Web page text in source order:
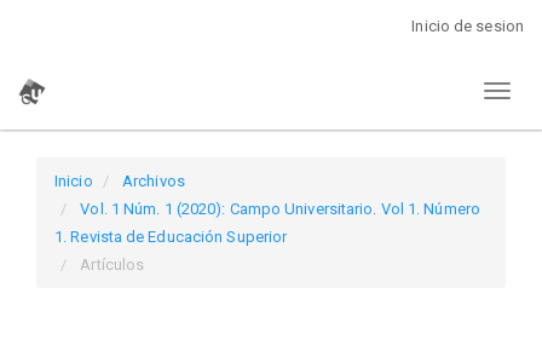
Inicio de sesion
Inicio
Archivos
Vol. 1 Núm. 1 (2020): Campo Universitario. Vol 1. Número
1. Revista de Educación Superior
Artículos